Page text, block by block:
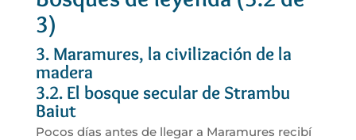
3)
3. Maramures, la civilización de la
madera
3.2. El bosque secular de Strambu
Baiut
Pocos días antes de llegar a Maramures recibí